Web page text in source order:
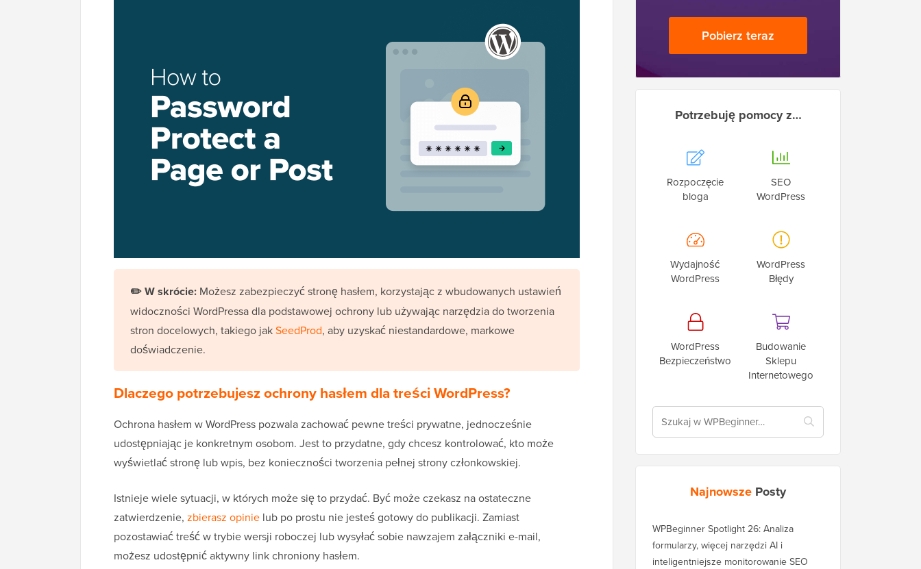
✏️ W skrócie: Możesz zabezpieczyć stronę hasłem, korzystając z wbudowanych ustawień
widoczności WordPressa dla podstawowej ochrony lub używając narzędzia do tworzenia
stron docelowych, takiego jakSeedProd, aby uzyskać niestandardowe, markowe
doświadczenie.
Dlaczego potrzebujesz ochrony hasłem dla treści WordPress?
Ochrona hasłem w WordPress pozwala zachować pewne treści prywatne, jednocześnie
udostępniając je konkretnym osobom. Jest to przydatne, gdy chcesz kontrolować, kto może
wyświetlać stronę lub wpis, bez konieczności tworzenia pełnej strony członkowskiej.
Istnieje wiele sytuacji, w których może się to przydać. Być może czekasz na ostateczne
zatwierdzenie, zbierasz opinie lub po prostu nie jesteś gotowy do publikacji. Zamiast
pozostawiać treść w trybie wersji roboczej lub wysyłać sobie nawzajem załączniki e-mail,
możesz udostępnić aktywny link chroniony hasłem.
Pobierz teraz
Potrzebuję pomocy z…
Rozpoczęcie
bloga
SEO
WordPress
Wydajność
WordPress
WordPress
Błędy
WordPress
Bezpieczeństwo
Budowanie
Sklepu
Internetowego
Najnowsze Posty
WPBeginner Spotlight 26: Analiza
formularzy, więcej narzędzi AI i
inteligentniejsze monitorowanie SEO